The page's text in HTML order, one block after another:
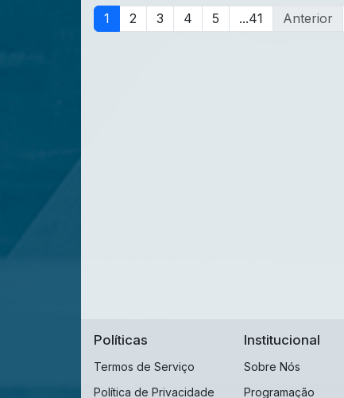
1 2 3 4 5 ...41 Anterior
Políticas
Termos de Serviço
Política de Privacidade
Institucional
Sobre Nós
Programação